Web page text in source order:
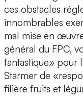
ces obstacles
innombrables
mal mise en
général du FPC,
fantastique» pour
Starmer de
filière fruits et